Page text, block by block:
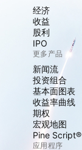
经济
收益
股利
IPO
更多产品
新闻流
投资组合
基本面图表
收益率曲线
期权
宏观地图
Pine Script®
应用程序